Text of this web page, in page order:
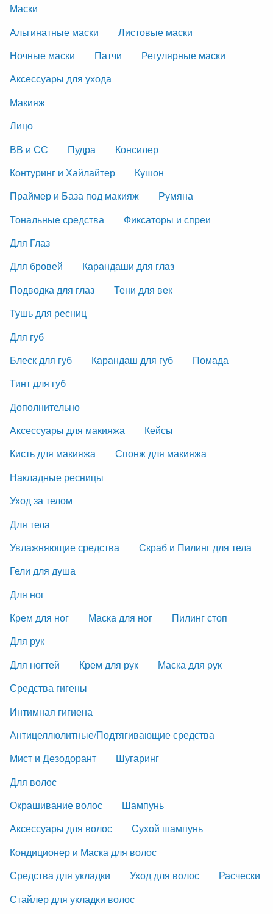
Маски
Альгинатные маски
Листовые маски
Ночные маски
Патчи
Регулярные маски
Аксессуары для ухода
Макияж
Лицо
ВВ и СС
Пудра
Консилер
Контуринг и Хайлайтер
Кушон
Праймер и База под макияж
Румяна
Тональные средства
Фиксаторы и спреи
Для Глаз
Для бровей
Карандаши для глаз
Подводка для глаз
Тени для век
Тушь для ресниц
Для губ
Блеск для губ
Карандаш для губ
Помада
Тинт для губ
Дополнительно
Аксессуары для макияжа
Кейсы
Кисть для макияжа
Спонж для макияжа
Накладные ресницы
Уход за телом
Для тела
Увлажняющие средства
Скраб и Пилинг для тела
Гели для душа
Для ног
Крем для ног
Маска для ног
Пилинг стоп
Для рук
Для ногтей
Крем для рук
Маска для рук
Средства гигены
Интимная гигиена
Антицеллюлитные/Подтягивающие средства
Мист и Дезодорант
Шугаринг
Для волос
Окрашивание волос
Шампунь
Аксессуары для волос
Сухой шампунь
Кондиционер и Маска для волос
Средства для укладки
Уход для волос
Расчески
Стайлер для укладки волос